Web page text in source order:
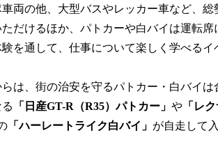
車両の他、大型バスやレッカー車など、
ただけるほか、パトカーや白バイは運転
験を通して、仕事について楽しく学べるイ
は、街の治安を守るパトカー・白バイ
「日産GT-R（R35）パトカー」 や 「レ
「ハーレートライク白バイ」 が自走して